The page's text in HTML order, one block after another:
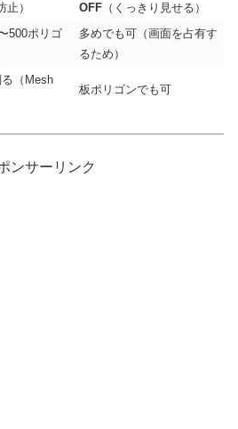
止） OFF （くっきり見せる）
500ポリゴ
多めでも可（画面を占有す
るため）
（Mesh
板ポリゴンでも可
ンサーリンク